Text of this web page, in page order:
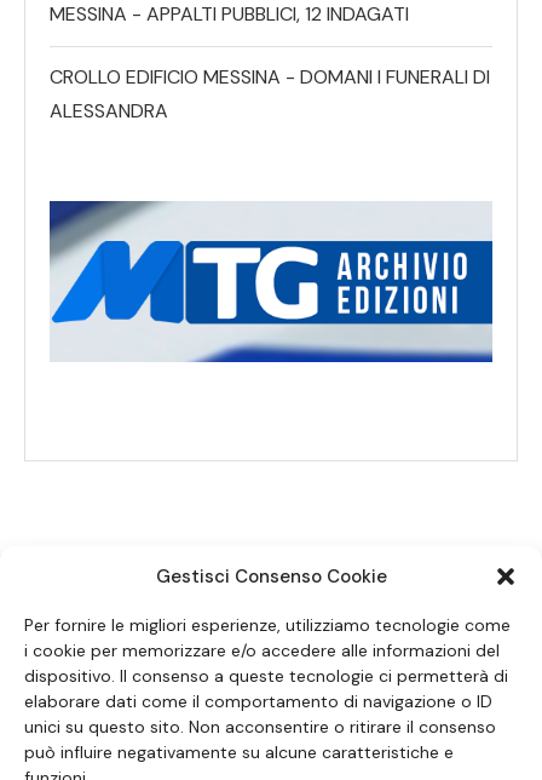
Gestisci Consenso Cookie
Per fornire le migliori esperienze, utilizziamo tecnologie come
i cookie per memorizzare e/o accedere alle informazioni del
dispositivo. Il consenso a queste tecnologie ci permetterà di
elaborare dati come il comportamento di navigazione o ID
unici su questo sito. Non acconsentire o ritirare il consenso
può influire negativamente su alcune caratteristiche e
MESSINA - APPALTI PUBBLICI, 12 INDAGATI
CROLLO EDIFICIO MESSINA - DOMANI I FUNERALI DI
ALESSANDRA
SEGUICI SUI SOCIAL